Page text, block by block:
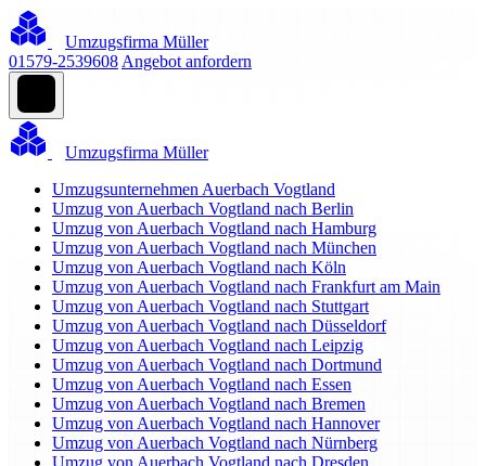
Umzugsfirma Müller
01579-2539608 Angebot anfordern
Umzugsfirma Müller
Umzugsunternehmen Auerbach Vogtland
Umzug von Auerbach Vogtland nach Berlin
Umzug von Auerbach Vogtland nach Hamburg
Umzug von Auerbach Vogtland nach München
Umzug von Auerbach Vogtland nach Köln
Umzug von Auerbach Vogtland nach Frankfurt am Main
Umzug von Auerbach Vogtland nach Stuttgart
Umzug von Auerbach Vogtland nach Düsseldorf
Umzug von Auerbach Vogtland nach Leipzig
Umzug von Auerbach Vogtland nach Dortmund
Umzug von Auerbach Vogtland nach Essen
Umzug von Auerbach Vogtland nach Bremen
Umzug von Auerbach Vogtland nach Hannover
Umzug von Auerbach Vogtland nach Nürnberg
Umzug von Auerbach Vogtland nach Dresden